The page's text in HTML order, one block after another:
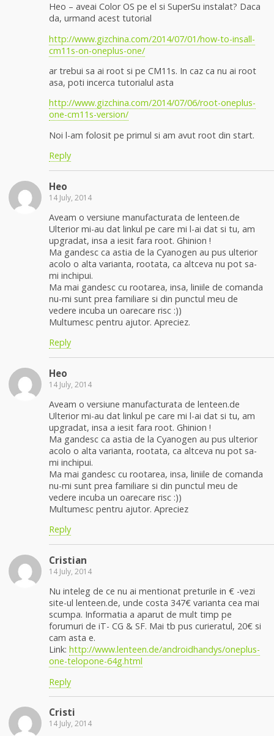
Heo – aveai Color OS pe el si SuperSu instalat? Daca
da, urmand acest tutorial
http://www.gizchina.com/2014/07/01/how-to-insall-
cm11s-on-oneplus-one/
ar trebui sa ai root si pe CM11s. In caz ca nu ai root
asa, poti incerca tutorialul asta
http://www.gizchina.com/2014/07/06/root-oneplus-
one-cm11s-version/
Noi l-am folosit pe primul si am avut root din start.
Reply
Heo
14 July, 2014
Aveam o versiune manufacturata de lenteen.de
Ulterior mi-au dat linkul pe care mi l-ai dat si tu, am
upgradat, insa a iesit fara root. Ghinion !
Ma gandesc ca astia de la Cyanogen au pus ulterior
acolo o alta varianta, rootata, ca altceva nu pot sa-
mi inchipui.
Ma mai gandesc cu rootarea, insa, liniile de comanda
nu-mi sunt prea familiare si din punctul meu de
vedere incuba un oarecare risc :))
Multumesc pentru ajutor. Apreciez.
Reply
Heo
14 July, 2014
Aveam o versiune manufacturata de lenteen.de
Ulterior mi-au dat linkul pe care mi l-ai dat si tu, am
upgradat, insa a iesit fara root. Ghinion !
Ma gandesc ca astia de la Cyanogen au pus ulterior
acolo o alta varianta, rootata, ca altceva nu pot sa-
mi inchipui.
Ma mai gandesc cu rootarea, insa, liniile de comanda
nu-mi sunt prea familiare si din punctul meu de
vedere incuba un oarecare risc :))
Multumesc pentru ajutor. Apreciez
Reply
Cristian
14 July, 2014
Nu inteleg de ce nu ai mentionat preturile in € -vezi
site-ul lenteen.de, unde costa 347€ varianta cea mai
scumpa. Informatia a aparut de mult timp pe
forumuri de iT- CG & SF. Mai tb pus curieratul, 20€ si
cam asta e.
Link: http://www.lenteen.de/androidhandys/oneplus-
one-telopone-64g.html
Reply
Cristi
14 July, 2014